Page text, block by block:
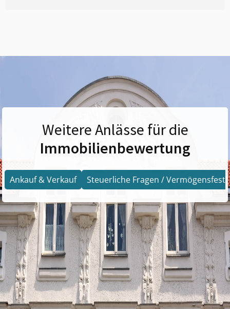
Weitere Anlässe für die
Immobilienbewertung
Ankauf & Verkauf Steuerliche Fragen /